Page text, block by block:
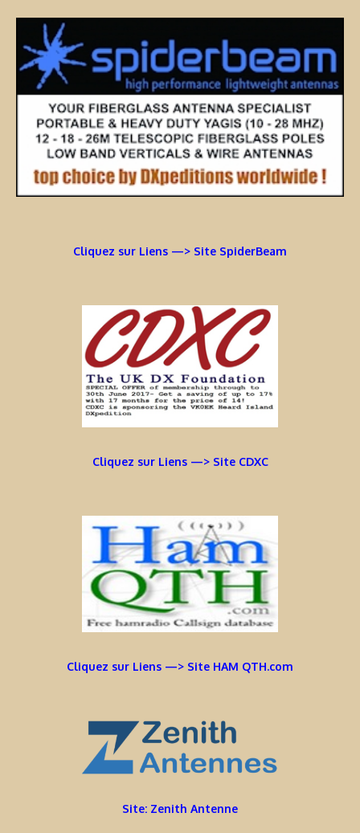
Cliquez sur Liens —> Site SpiderBeam
Cliquez sur Liens —> Site CDXC
Cliquez sur Liens —> Site HAM QTH.com
Site: Zenith Antenne